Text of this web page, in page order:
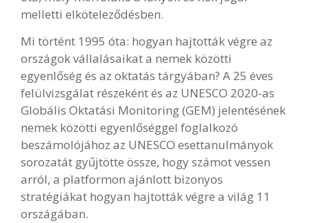
melletti elköteleződésben.
Mi történt 1995 óta: hogyan hajtották végre az
országok vállalásaikat a nemek közötti
egyenlőség és az oktatás tárgyában? A 25 éves
felülvizsgálat részeként és az UNESCO 2020-as
Globális Oktatási Monitoring (GEM) jelentésének
nemek közötti egyenlőséggel foglalkozó
beszámolójához az UNESCO esettanulmányok
sorozatát gyűjtötte össze, hogy számot vessen
arról, a platformon ajánlott bizonyos
stratégiákat hogyan hajtották végre a világ 11
országában.